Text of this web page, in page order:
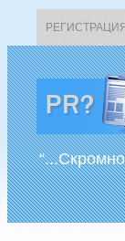
РЕГИСТРАЦИЯ